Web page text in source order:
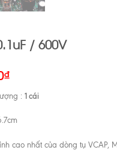
/ 600V
₫
: 1 cái
cao nhất của dòng tụ VCAP,